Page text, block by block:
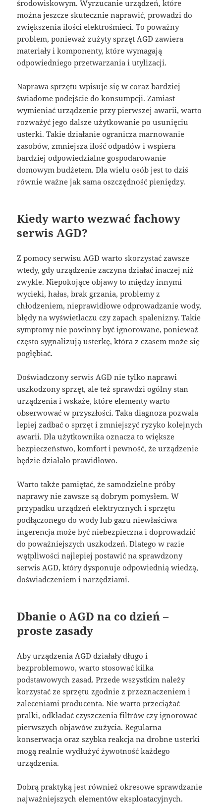
środowiskowym. Wyrzucanie urządzeń, które
można jeszcze skutecznie naprawić, prowadzi do
zwiększenia ilości elektrośmieci. To poważny
problem, ponieważ zużyty sprzęt AGD zawiera
materiały i komponenty, które wymagają
odpowiedniego przetwarzania i utylizacji.
Naprawa sprzętu wpisuje się w coraz bardziej
świadome podejście do konsumpcji. Zamiast
wymieniać urządzenie przy pierwszej awarii, warto
rozważyć jego dalsze użytkowanie po usunięciu
usterki. Takie działanie ogranicza marnowanie
zasobów, zmniejsza ilość odpadów i wspiera
bardziej odpowiedzialne gospodarowanie
domowym budżetem. Dla wielu osób jest to dziś
równie ważne jak sama oszczędność pieniędzy.
Kiedy warto wezwać fachowy
serwis AGD?
Z pomocy serwisu AGD warto skorzystać zawsze
wtedy, gdy urządzenie zaczyna działać inaczej niż
zwykle. Niepokojące objawy to między innymi
wycieki, hałas, brak grzania, problemy z
chłodzeniem, nieprawidłowe odprowadzanie wody,
błędy na wyświetlaczu czy zapach spalenizny. Takie
symptomy nie powinny być ignorowane, ponieważ
często sygnalizują usterkę, która z czasem może się
pogłębiać.
Doświadczony serwis AGD nie tylko naprawi
uszkodzony sprzęt, ale też sprawdzi ogólny stan
urządzenia i wskaże, które elementy warto
obserwować w przyszłości. Taka diagnoza pozwala
lepiej zadbać o sprzęt i zmniejszyć ryzyko kolejnych
awarii. Dla użytkownika oznacza to większe
bezpieczeństwo, komfort i pewność, że urządzenie
będzie działało prawidłowo.
Warto także pamiętać, że samodzielne próby
naprawy nie zawsze są dobrym pomysłem. W
przypadku urządzeń elektrycznych i sprzętu
podłączonego do wody lub gazu niewłaściwa
ingerencja może być niebezpieczna i doprowadzić
do poważniejszych uszkodzeń. Dlatego w razie
wątpliwości najlepiej postawić na sprawdzony
serwis AGD, który dysponuje odpowiednią wiedzą,
doświadczeniem i narzędziami.
Dbanie o AGD na co dzień –
proste zasady
Aby urządzenia AGD działały długo i
bezproblemowo, warto stosować kilka
podstawowych zasad. Przede wszystkim należy
korzystać ze sprzętu zgodnie z przeznaczeniem i
zaleceniami producenta. Nie warto przeciążać
pralki, odkładać czyszczenia filtrów czy ignorować
pierwszych objawów zużycia. Regularna
konserwacja oraz szybka reakcja na drobne usterki
mogą realnie wydłużyć żywotność każdego
urządzenia.
Dobrą praktyką jest również okresowe sprawdzanie
najważniejszych elementów eksploatacyjnych.